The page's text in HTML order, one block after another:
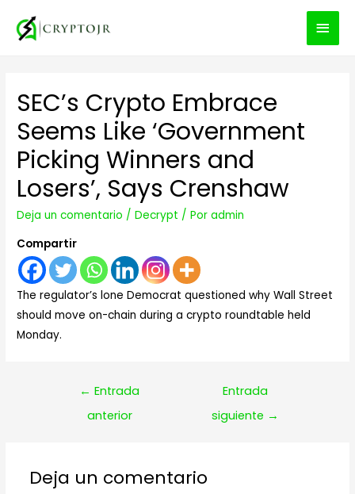
SEC’s Crypto Embrace
Seems Like ‘Government
Picking Winners and
Losers’, Says Crenshaw
Deja un comentario /Decrypt / Poradmin
Compartir
The regulator’s lone Democrat questioned why Wall Street
should move on-chain during a crypto roundtable held
Monday.
Navegación
← Entrada
anterior
Entrada
siguiente →
Deja un comentario